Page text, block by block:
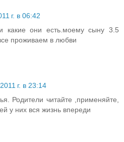
г. в 06:42
какие они есть.моему сыну 3.5
проживаем в любви
г. в 23:14
Родители читайте ,применяйте,
у них вся жизнь впереди